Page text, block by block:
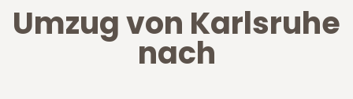
Umzug von Karlsruhe
nach